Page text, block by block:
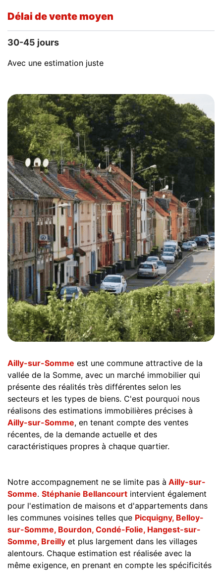
Délai de vente moyen
30-45 jours
Avec une estimation juste
Ailly-sur-Somme est une commune attractive de la
vallée de la Somme, avec un marché immobilier qui
présente des réalités très différentes selon les
secteurs et les types de biens. C'est pourquoi nous
réalisons des estimations immobilières précises à
Ailly-sur-Somme, en tenant compte des ventes
récentes, de la demande actuelle et des
caractéristiques propres à chaque quartier.
Notre accompagnement ne se limite pas à Ailly-sur-
Somme. Stéphanie Bellancourt intervient également
pour l'estimation de maisons et d'appartements dans
les communes voisines telles que Picquigny, Belloy-
sur-Somme, Bourdon, Condé-Folie, Hangest-sur-
Somme, Breilly et plus largement dans les villages
alentours. Chaque estimation est réalisée avec la
même exigence, en prenant en compte les spécificités